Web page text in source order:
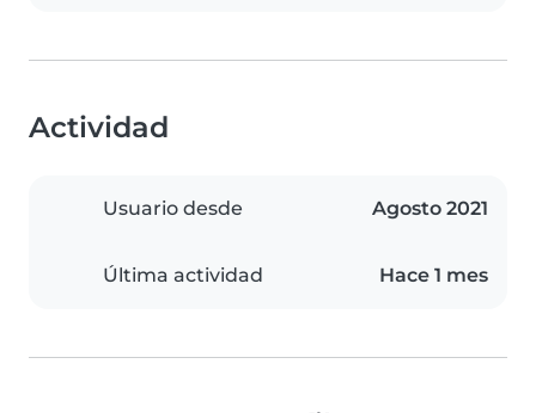
Actividad
Usuario desde Agosto 2021
Última actividad Hace 1 mes